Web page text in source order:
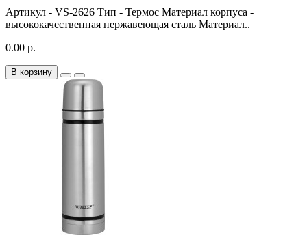
Артикул - VS-2626 Тип - Термос Материал корпуса -
высококачественная нержавеющая сталь Материал..
0.00 р.
В корзину